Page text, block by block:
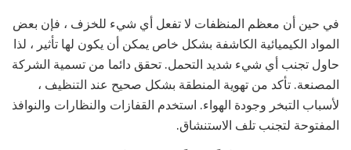
في حين أن معظم المنظفات لا تفعل أي شيء للخزف ، فإن بعض
المواد الكيميائية الكاشفة بشكل خاص يمكن أن يكون لها تأثير ، لذا
حاول تجنب أي شيء شديد التحمل. تحقق دائما من تسمية الشركة
المصنعة. تأكد من تهوية المنطقة بشكل صحيح عند التنظيف ،
لأسباب التبخر وجودة الهواء. استخدم القفازات والنظارات والنوافذ
المفتوحة لتجنب تلف الاستنشاق.